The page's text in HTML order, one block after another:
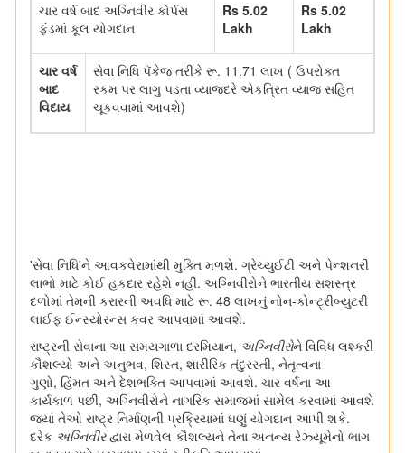
ચાર વર્ષ બાદ અગ્નિવીર કોર્પસ
ફંડમાં કૂલ યોગદાન
Rs 5.02
Lakh
Rs 5.02
Lakh
ચાર વર્ષ
બાદ
વિદાય
સેવા નિધિ પૅકેજ તરીકે રૂ. 11.71 લાખ ( ઉપરોક્ત
રકમ પર લાગુ પડતા વ્યાજદરે એકત્રિત વ્યાજ સહિત
ચૂકવવામાં આવશે)
'સેવા નિધિ'ને આવકવેરામાંથી મુક્તિ મળશે. ગ્રેચ્યુઈટી અને પેન્શનરી
લાભો માટે કોઈ હકદાર રહેશે નહીં. અગ્નિવીરોને ભારતીય સશસ્ત્ર
દળોમાં તેમની કરારની અવધિ માટે રૂ. 48 લાખનું નોન-કોન્ટ્રીબ્યુટરી
લાઈફ ઈન્સ્યોરન્સ કવર આપવામાં આવશે.
રાષ્ટ્રની સેવાના આ સમયગાળા દરમિયાન, અગ્નિવીરોને વિવિધ લશ્કરી
કૌશલ્યો અને અનુભવ, શિસ્ત, શારીરિક તંદુરસ્તી, નેતૃત્વના
ગુણો, હિંમત અને દેશભક્તિ આપવામાં આવશે. ચાર વર્ષના આ
કાર્યકાળ પછી, અગ્નિવીરોને નાગરિક સમાજમાં સામેલ કરવામાં આવશે
જ્યાં તેઓ રાષ્ટ્ર નિર્માણની પ્રક્રિયામાં ઘણું યોગદાન આપી શકે.
દરેક અગ્નિવીરદ્વારા મેળવેલ કૌશલ્યને તેના અનન્ય રેઝ્યૂમેનો ભાગ